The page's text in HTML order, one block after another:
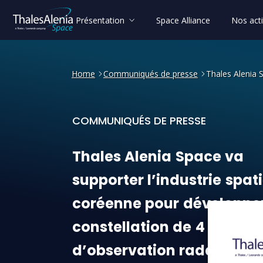
Présentation Space Alliance Nos
Home Communiqués de presse Thales Alenia
COMMUNIQUÉS DE PRESSE
Thales Alenia Space va
ThalesAlenia Spaceva
supporter l’industrie
coréenne pour
constellation de 4
d’observation radar